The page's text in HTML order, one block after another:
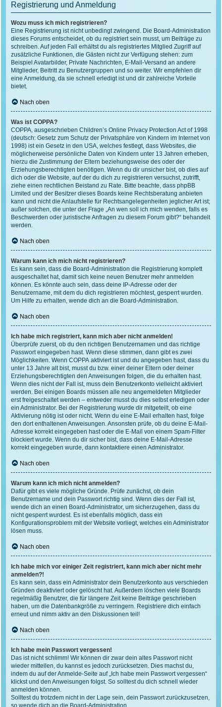
Registrierung und Anmeldung
Wozu muss ich mich registrieren?
Eine Registrierung ist nicht unbedingt zwingend. Die Board-Administration
dieses Forums entscheidet, ob du registriert sein musst, um Beiträge zu
schreiben. Auf jeden Fall erhältst du als registriertes Mitglied Zugriff auf
zusätzliche Funktionen, die Gästen nicht zur Verfügung stehen: zum
Beispiel Avatarbilder, Private Nachrichten, E-Mail-Versand an andere
Mitglieder, Beitritt zu Benutzergruppen und so weiter. Wir empfehlen dir
eine Anmeldung, da sie schnell erledigt ist und dir zahlreiche Vorteile
bietet.
Nach oben
Was ist COPPA?
COPPA, ausgeschrieben Children’s Online Privacy Protection Act of 1998
(deutsch: Gesetz zum Schutz der Privatsphäre von Kindern im Internet von
1998) ist ein Gesetz in den USA, welches festlegt, dass Websites, die
möglicherweise persönliche Daten von Kindern unter 13 Jahren erheben,
hierzu die Zustimmung der Eltern beziehungsweise des oder der
Erziehungsberechtigten benötigen. Wenn du dir unsicher bist, ob dies auf
dich oder die Website, auf der du dich zu registrieren versuchst, zutrifft,
ziehe einen rechtlichen Beistand zu Rate. Bitte beachte, dass phpBB
Limited und der Besitzer dieses Boards keine Rechtsberatung anbieten
kann und nicht die Anlaufstelle für Rechtsangelegenheiten jeglicher Art ist;
außer solchen, die unter der Frage „An wen soll ich mich wenden, falls es
Beschwerden oder juristische Anfragen zu diesem Forum gibt?“ behandelt
werden.
Nach oben
Warum kann ich mich nicht registrieren?
Es kann sein, dass die Board-Administration die Registrierung komplett
ausgeschaltet hat, damit sich keine neuen Benutzer mehr anmelden
können. Es könnte auch sein, dass deine IP-Adresse oder der
Benutzername, mit dem du dich registrieren möchtest, gesperrt wurden.
Um Hilfe zu erhalten, wende dich an die Board-Administration.
Nach oben
Ich habe mich registriert, kann mich aber nicht anmelden!
Überprüfe zuerst, ob du den richtigen Benutzernamen und das richtige
Passwort eingegeben hast. Wenn diese stimmen, dann gibt es zwei
Möglichkeiten. Wenn COPPA aktiviert ist und du angegeben hast, dass du
unter 13 Jahre alt bist, musst du bzw. einer deiner Eltern oder deiner
Erziehungsberechtigten den Anweisungen folgen, die du erhalten hast.
Wenn dies nicht der Fall ist, muss dein Benutzerkonto vielleicht aktiviert
werden. Bei einigen Boards müssen alle neu angemeldeten Mitglieder
erst freigeschaltet werden – entweder musst du dies selbst erledigen oder
ein Administrator. Bei der Registrierung wurde dir mitgeteilt, ob eine
Aktivierung nötig ist oder nicht. Wenn du eine E-Mail erhalten hast, folge
den dort enthaltenen Anweisungen. Ansonsten prüfe, ob du deine E-Mail-
Adresse korrekt eingegeben hast oder die E-Mail von einem Spam-Filter
blockiert wurde. Wenn du dir sicher bist, dass deine E-Mail-Adresse
korrekt eingegeben wurde, dann kontaktiere einen Administrator.
Nach oben
Warum kann ich mich nicht anmelden?
Dafür gibt es viele mögliche Gründe. Prüfe zunächst, ob dein
Benutzername und dein Passwort richtig sind. Wenn dies der Fall ist,
wende dich an einen Board-Administrator, um sicherzugehen, dass du
nicht gesperrt wurdest. Es ist ebenfalls möglich, dass ein
Konfigurationsproblem mit der Website vorliegt, welches ein Administrator
lösen muss.
Nach oben
Ich habe mich vor einiger Zeit registriert, kann mich aber nicht mehr
anmelden?!
Es kann sein, dass ein Administrator dein Benutzerkonto aus verschieden
Gründen deaktiviert oder gelöscht hat. Außerdem löschen viele Boards
regelmäßig Benutzer, die für längere Zeit keine Beiträge geschrieben
haben, um die Datenbankgröße zu verringern. Registriere dich einfach
erneut und nimm aktiv an den Diskussionen teil!
Nach oben
Ich habe mein Passwort vergessen!
Das ist nicht schlimm! Wir können dir zwar dein altes Passwort nicht
wieder mitteilen, du kannst es jedoch zurücksetzen. Dies machst du,
indem du auf der Anmelde-Seite auf „Ich habe mein Passwort vergessen“
klickst und den Anweisungen folgst. So solltest du dich schnell wieder
anmelden können.
Solltest du trotzdem nicht in der Lage sein, dein Passwort zurückzusetzen,
so wende dich an die Board-Administration.